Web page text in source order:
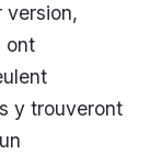
version,
ont
y trouveront